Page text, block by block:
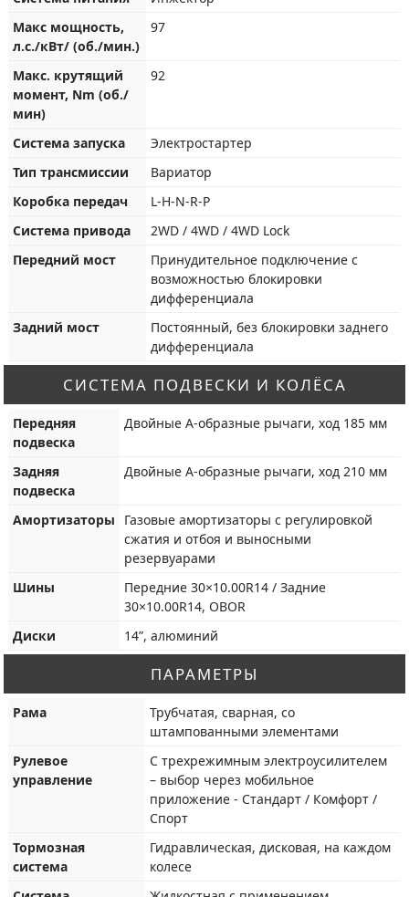
Макс мощность,
л.с./кВт/ (об./мин.)
97
Макс. крутящий
момент, Nm (об./
мин)
92
Система запуска
Электростартер
Тип трансмиссии
Вариатор
Коробка передач
L-H-N-R-P
Система привода
2WD / 4WD / 4WD Lock
Передний мост
Принудительное подключение с
возможностью блокировки
дифференциала
Задний мост
Постоянный, без блокировки заднего
дифференциала
СИСТЕМА ПОДВЕСКИ И КОЛЁСА
Передняя
подвеска
Двойные A-образные рычаги, ход 185 мм
Задняя
подвеска
Двойные A-образные рычаги, ход 210 мм
Амортизаторы
Газовые амортизаторы с регулировкой
сжатия и отбоя и выносными
резервуарами
Шины
Передние 30×10.00R14 / Задние
30×10.00R14, OBOR
Диски
14”, алюминий
ПАРАМЕТРЫ
Рама
Трубчатая, сварная, со
штампованными элементами
Рулевое
управление
С трехрежимным электроусилителем
– выбор через мобильное
приложение - Стандарт / Комфорт /
Спорт
Тормозная
система
Гидравлическая, дисковая, на каждом
колесе